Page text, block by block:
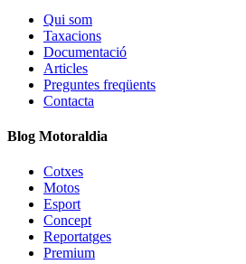
Qui som
Taxacions
Documentació
Articles
Preguntes freqüents
Contacta
Blog Motoraldia
Cotxes
Motos
Esport
Concept
Reportatges
Premium